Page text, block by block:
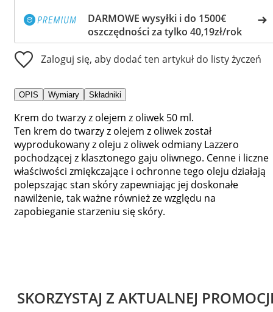
DARMOWE wysyłki i do 1500€
oszczędności za tylko 40,19zł/rok
Zaloguj się, aby dodać ten artykuł do listy życzeń
OPIS Wymiary Składniki
Krem do twarzy z olejem z oliwek 50 ml.
Ten krem do twarzy z olejem z oliwek został
wyprodukowany z oleju z oliwek odmiany Lazzero
pochodzącej z klasztonego gaju oliwnego. Cenne i liczne
właściwości zmiękczające i ochronne tego oleju działają
polepszając stan skóry zapewniając jej doskonałe
nawilżenie, tak ważne również ze względu na
zapobieganie starzeniu się skóry.
SKORZYSTAJ Z AKTUALNEJ